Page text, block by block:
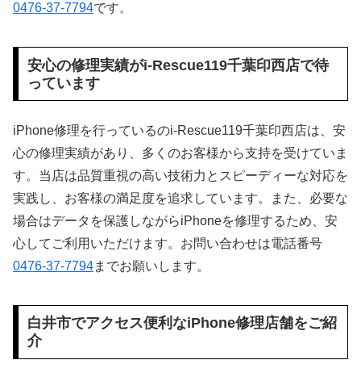
0476-37-7794です。
安心の修理実績がi-Rescue119千葉印西店で待
っています
iPhone修理を行っているのi-Rescue119千葉印西店は、安
心の修理実績があり、多くのお客様から支持を受けていま
す。当店は品質重視の高い技術力とスピーディーな対応を
実践し、お客様の満足度を追求しています。また、必要な
場合はデータを保護しながらiPhoneを修理するため、安
心してご利用いただけます。お問い合わせは電話番号
0476-37-7794までお願いします。
白井市でアクセス便利なiPhone修理店舗をご紹
介